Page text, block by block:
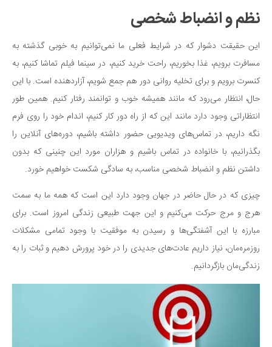
سینما و تئاتر
تلویزیون
موسیقی
چهره‌ها
عکاسی و هنرهای تجسمی
کتاب و کتاب‌خوانی
تاریخ
معماری
علمی
فناوری‌ها
نجوم و هوا فضا
زمین و محیط زیست
خودرو
دانستنی‌ها
نظم و انضباط شخصی
این حقیقت دشوار که در شرایط فعلی ما نمی‌توانیم به خوبی گذشته به
مسافرت برویم، غذا بخوریم، راحت خرید کنیم، در سینما فیلم تماشا کنیم، به
کنسرت برویم و برای تخلیه روانی دور هم جمع شویم، آزاردهنده است. با این
حال، انتظار می‌رود که مانند همیشه خوب و توانمند رفتار کنیم. همین طور
انتظاراتی وجود دارد مانند این که از راه دور کار کنیم، اندام خود را روی فرم
نگه داریم، در تماس‌های ویدیویی حضور داشته باشیم، دوره‌های آنلاین را
بگذرانیم، با خانواده در تماس باشیم و هزاران مورد این چنینی که بدون
داشتن نظم و انضباط شخصی مناسب، به سادگی شکست خواهیم خورد.
چیزی که در حال حاضر در جهان وجود دارد این است که همه ما به سمت
هرج و مرج حرکت می‌کنیم و این جهت طبیعی زندگی امروز است. برای
مبارزه با این آشفتگی‌ها و رسیدن به موفقیت با وجود تمامی مشکلات
روزمره‌مان، نیاز داریم عادت‌های جدیدی را در خود پرورش دهیم و ثبات را به
زندگی‌مان بازگردانیم.